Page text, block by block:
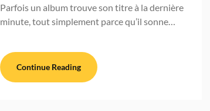
Parfois un album trouve son titre à la dernière
minute, tout simplement parce qu’il sonne…
Continue Reading